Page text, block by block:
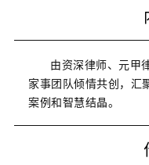
由资深律师、元甲
家事团队倾情共创，汇
案例和智慧结晶。